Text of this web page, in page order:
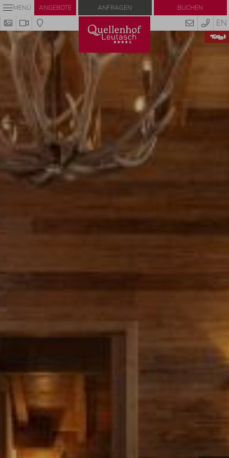
MENÜ ANGEBOTE Buchen
Anfragen
EN